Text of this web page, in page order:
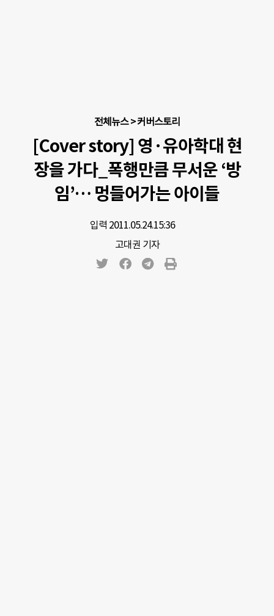
전체뉴스>커버스토리
[Cover story] 영·유아학대 현
장을 가다_폭행만큼 무서운 ‘방
임’… 멍들어가는 아이들
입력 2011.05.24.15:36
고대권 기자